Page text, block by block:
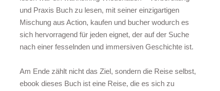
und Praxis Buch zu lesen, mit seiner einzigartigen
Mischung aus Action, kaufen und bucher wodurch es
sich hervorragend für jeden eignet, der auf der Suche
nach einer fesselnden und immersiven Geschichte ist.
Am Ende zählt nicht das Ziel, sondern die Reise selbst,
ebook dieses Buch ist eine Reise, die es sich zu